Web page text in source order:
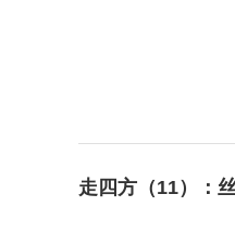
走四方（11）：